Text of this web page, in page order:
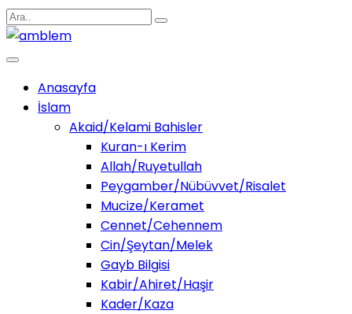
Anasayfa
İslam
Akaid/Kelami Bahisler
Kuran-ı Kerim
Allah/Ruyetullah
Peygamber/Nübüvvet/Risalet
Mucize/Keramet
Cennet/Cehennem
Cin/Şeytan/Melek
Gayb Bilgisi
Kabir/Ahiret/Haşir
Kader/Kaza